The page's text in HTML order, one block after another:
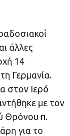
άλλες
14
Γερμανία.
στον Ιερό
με τον
Θρόνου π.
για το